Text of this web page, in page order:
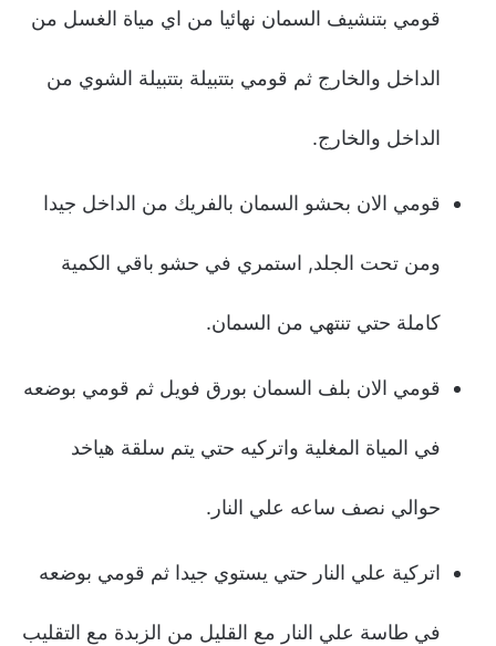
قومي بتنشيف السمان نهائيا من اي مياة الغسل من
الداخل والخارج ثم قومي بتتبيلة بتتبيلة الشوي من
الداخل والخارج.
قومي الان بحشو السمان بالفريك من الداخل جيدا
ومن تحت الجلد, استمري في حشو باقي الكمية
كاملة حتي تنتهي من السمان.
قومي الان بلف السمان بورق فويل ثم قومي بوضعه
في المياة المغلية واتركيه حتي يتم سلقة هياخد
حوالي نصف ساعه علي النار.
اتركية علي النار حتي يستوي جيدا ثم قومي بوضعه
في طاسة علي النار مع القليل من الزبدة مع التقليب